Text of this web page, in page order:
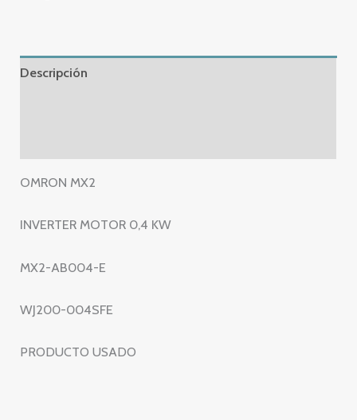
–
–
WJ200-
–
AB004
cantidad
Descripción
OMRON MX2
INVERTER MOTOR 0,4 KW
MX2-AB004-E
WJ200-004SFE
PRODUCTO USADO